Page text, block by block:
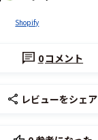
Shopify
0コメント
レビューをシェア